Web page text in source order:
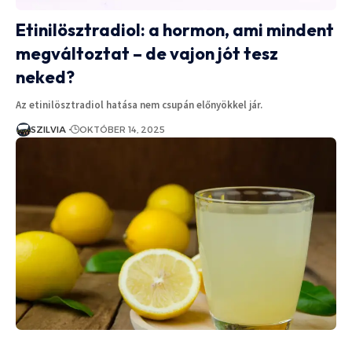
Etinilösztradiol: a hormon, ami mindent
megváltoztat – de vajon jót tesz
neked?
Az etinilösztradiol hatása nem csupán előnyökkel jár.
SZILVIA OKTÓBER 14, 2025